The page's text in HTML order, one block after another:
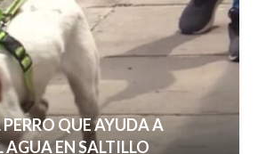
PERRO QUE AYUDA A
AGUA EN SALTILLO